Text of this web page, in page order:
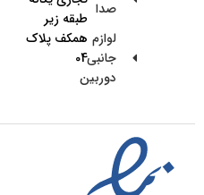
صدا
لوازم
جانبی
دوربین
طبقه زیر
همکف پلاک
04